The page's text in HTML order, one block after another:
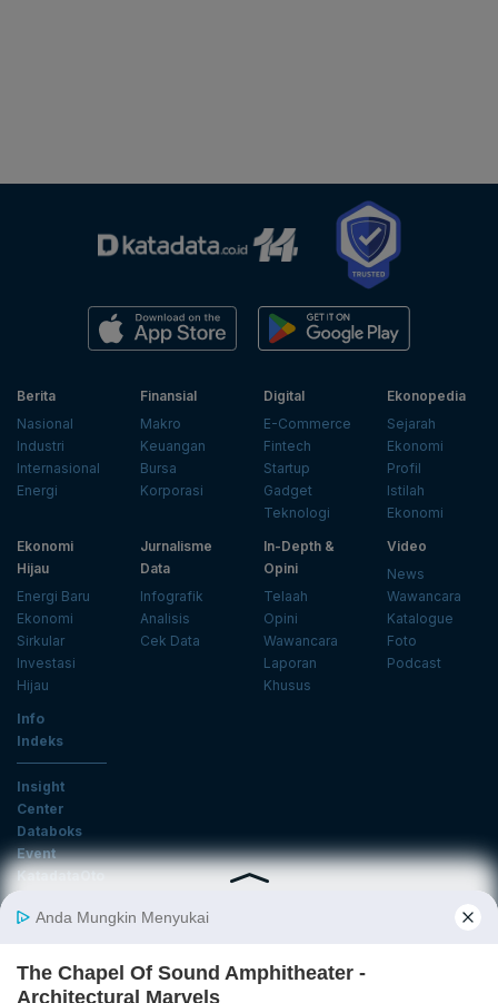
Berita
Nasional
Industri
Internasional
Energi
Finansial
Makro
Keuangan
Bursa
Korporasi
Digital
E-Commerce
Fintech
Startup
Gadget
Teknologi
Ekonopedia
Sejarah
Ekonomi
Profil
Istilah
Ekonomi
Ekonomi
Hijau
Energi Baru
Ekonomi
Sirkular
Investasi
Hijau
Jurnalisme
Data
Infografik
Analisis
Cek Data
In-Depth &
Opini
Telaah
Opini
Wawancara
Laporan
Khusus
Video
News
Wawancara
Katalogue
Foto
Podcast
Info
Indeks
Insight
Center
Databoks
Event
KatadataOto
Email